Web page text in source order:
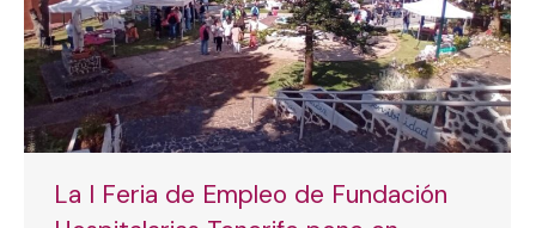
La I Feria de Empleo de Fundación